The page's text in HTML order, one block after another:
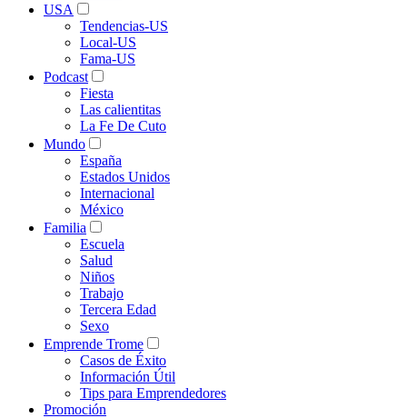
USA
Tendencias-US
Local-US
Fama-US
Podcast
Fiesta
Las calientitas
La Fe De Cuto
Mundo
España
Estados Unidos
Internacional
México
Familia
Escuela
Salud
Niños
Trabajo
Tercera Edad
Sexo
Emprende Trome
Casos de Éxito
Información Útil
Tips para Emprendedores
Promoción